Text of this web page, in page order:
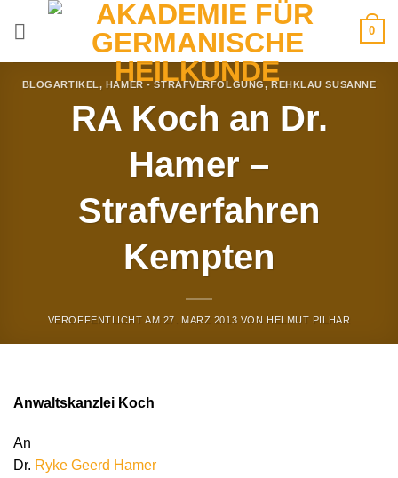
0
BLOGARTIKEL, HAMER - STRAFVERFOLGUNG,REHKLAU SUSANNE
RA Koch an Dr.
Hamer –
Strafverfahren
Kempten
VERÖFFENTLICHT AM 27. MÄRZ 2013 VON HELMUT PILHAR
Anwaltskanzlei Koch
An
Dr. Ryke Geerd Hamer